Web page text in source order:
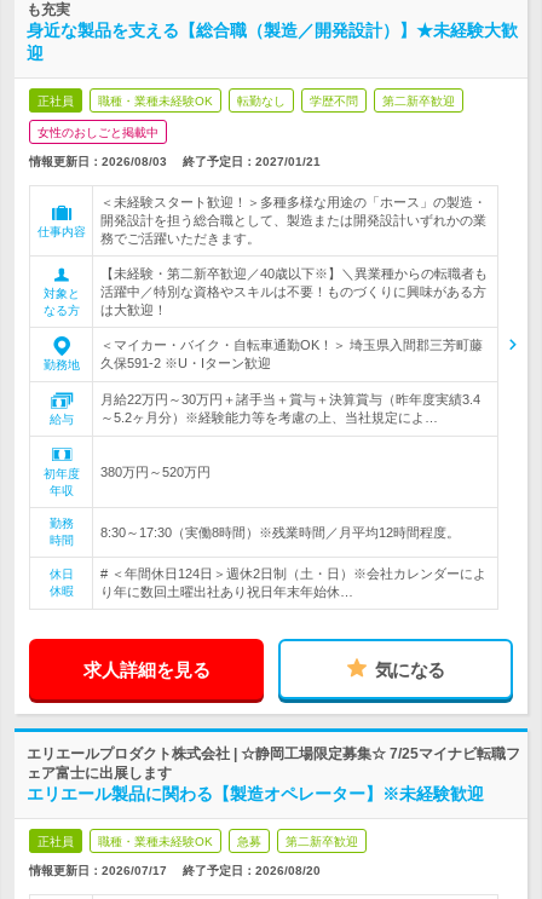
も充実
身近な製品を支える【総合職（製造／開発設計）】★未経験大歓
迎
正社員 職種・業種未経験OK 転勤なし 学歴不問 第二新卒歓迎
女性のおしごと掲載中
情報更新日：2026/08/03 終了予定日： 2027/01/21
仕事内容
＜未経験スタート歓迎！＞多種多様な用途の「ホース」の製造・
開発設計を担う総合職として、製造または開発設計いずれかの業
務でご活躍いただきます。
対象と
なる方
【未経験・第二新卒歓迎／40歳以下※】＼異業種からの転職者も
活躍中／特別な資格やスキルは不要！ものづくりに興味がある方
は大歓迎！
勤務地
＜マイカー・バイク・自転車通勤OK！＞ 埼玉県入間郡三芳町藤
久保591-2 ※U・Iターン歓迎
給与
月給22万円～30万円＋諸手当＋賞与＋決算賞与（昨年度実績3.4
～5.2ヶ月分）※経験能力等を考慮の上、当社規定によ…
初年度
年収
380万円～520万円
勤務
時間
8:30～17:30（実働8時間）※残業時間／月平均12時間程度。
休日
休暇
# ＜年間休日124日＞週休2日制（土・日）※会社カレンダーによ
り年に数回土曜出社あり祝日年末年始休…
求人詳細を見る 気になる
エリエールプロダクト株式会社 | ☆静岡工場限定募集☆ 7/25マイナビ転職フ
ェア富士に出展します
エリエール製品に関わる【製造オペレーター】※未経験歓迎
正社員 職種・業種未経験OK 急募 第二新卒歓迎
情報更新日：2026/07/17 終了予定日： 2026/08/20